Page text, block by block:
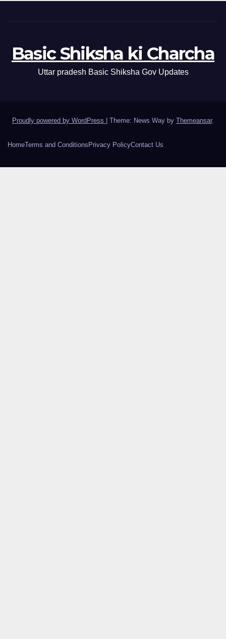
Basic Shiksha ki Charcha
Uttar pradesh Basic Shiksha Gov Updates
Proudly powered by WordPress | Theme: News Way by Themeansar.
HomeTerms and Conditions Privacy PolicyContact Us